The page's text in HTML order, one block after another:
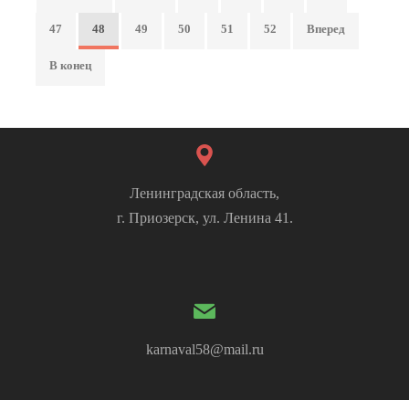
47 48 49 50 51 52 Вперед
В конец
Ленинградская область,
г. Приозерск, ул. Ленина 41.
karnaval58@mail.ru